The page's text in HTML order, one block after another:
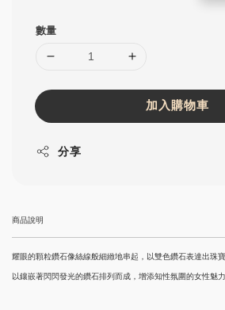
數量
加入購物車
分享
商品說明
耀眼的顆粒鑽石像絲線般細緻地串起，以雙色鑽石表達出珠寶
以鑲嵌著閃閃發光的鑽石排列而成，增添知性氛圍的女性魅力